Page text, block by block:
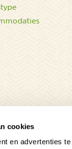
cookies
en advertenties